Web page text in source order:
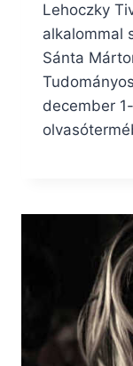
Lehoczky
alkalommal
Sánta
december